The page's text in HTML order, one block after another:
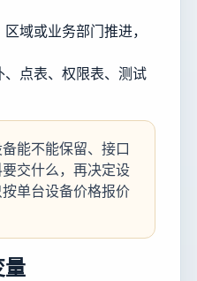
域或业务部门推进，
点表、权限表、测试
能不能保留、接口
交什么，再决定设
单台设备价格报价
量